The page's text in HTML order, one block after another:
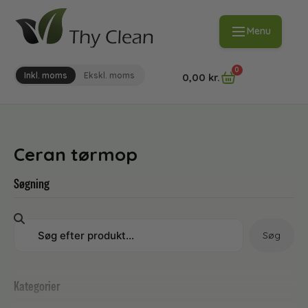
Menu
Inkl. moms Ekskl. moms 0,00 kr.
0
Ceran tørmop
Søgning
Søg
Kategorier